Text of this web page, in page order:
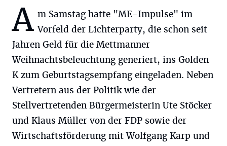
A m Samstag hatte "ME-Impulse" im
Vorfeld der Lichterparty, die schon seit
Jahren Geld für die Mettmanner
Weihnachtsbeleuchtung generiert, ins Golden
K zum Geburtstagsempfang eingeladen. Neben
Vertretern aus der Politik wie der
Stellvertretenden Bürgermeisterin Ute Stöcker
und Klaus Müller von der FDP sowie der
Wirtschaftsförderung mit Wolfgang Karp und